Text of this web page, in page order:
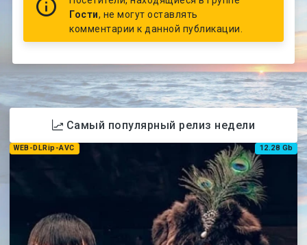
Гости, не могут оставлять
комментарии к данной публикации.
Самый популярный релиз недели
WEB-DLRip-AVC 12.28 Gb